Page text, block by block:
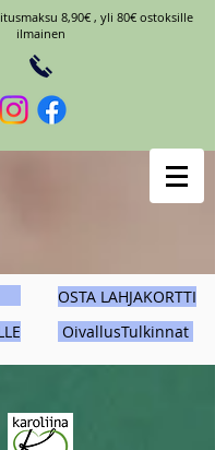
8,90€ , yli 80€ ostoksille
ilmainen
OSTA LAHJAKORTTI
OivallusTulkinnat